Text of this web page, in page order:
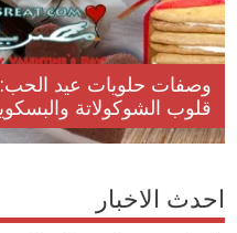
وصفات حلويات عيد
قلوب الشوكولاتة
احدث الاخبار